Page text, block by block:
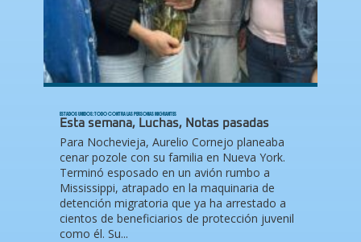
ESTADOS UNIDOS: TODO CONTRA LAS PERSONAS MIGRANTES
Esta semana, Luchas, Notas pasadas
Para Nochevieja, Aurelio Cornejo planeaba
cenar pozole con su familia en Nueva York.
Terminó esposado en un avión rumbo a
Mississippi, atrapado en la maquinaria de
detención migratoria que ya ha arrestado a
cientos de beneficiarios de protección juvenil
como él. Su...